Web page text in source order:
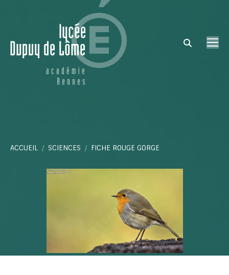
Search:
Vous êtes ici :
ACCUEIL SCIENCES FICHE ROUGE GORGE